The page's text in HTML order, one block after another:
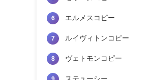
6 エルメスコピー
7 ルイヴィトンコピー
8 ヴェトモンコピー